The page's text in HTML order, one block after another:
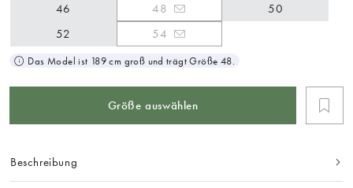
46 48
50
52
54
Das Model ist 189 cm groß und trägt Größe 48.
Größe auswählen
Beschreibung